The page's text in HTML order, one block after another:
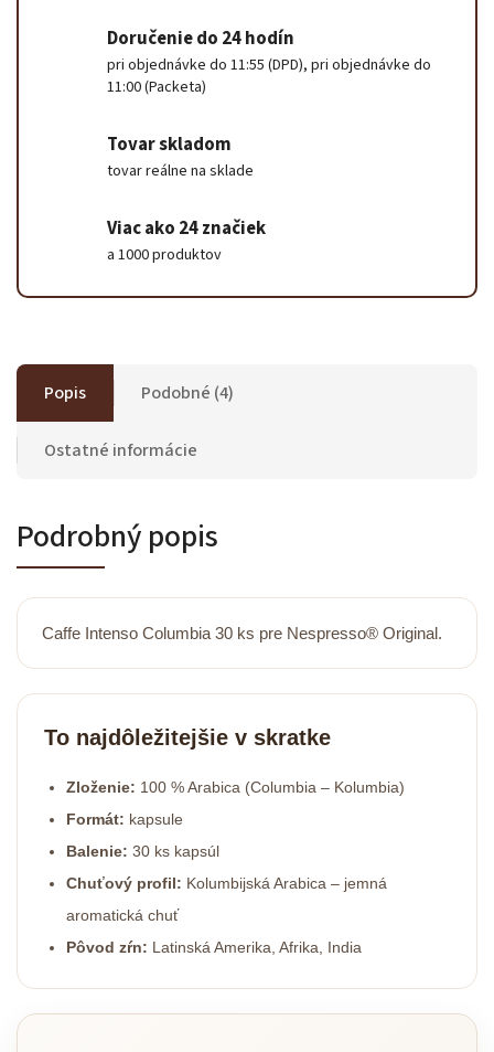
Doručenie do 24 hodín
pri objednávke do 11:55 (DPD), pri objednávke do
11:00 (Packeta)
Tovar skladom
tovar reálne na sklade
Viac ako 24 značiek
a 1000 produktov
Popis Podobné (4)
Ostatné informácie
Podrobný popis
Caffe Intenso Columbia 30 ks pre Nespresso® Original.
To najdôležitejšie v skratke
Zloženie: 100 % Arabica (Columbia – Kolumbia)
Formát: kapsule
Balenie: 30 ks kapsúl
Chuťový profil: Kolumbijská Arabica – jemná
aromatická chuť
Pôvod zŕn: Latinská Amerika, Afrika, India